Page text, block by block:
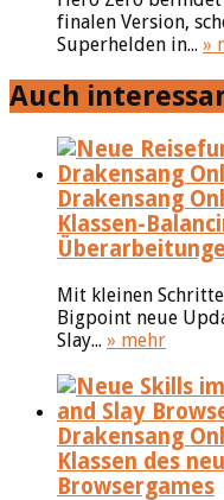
finalen Version,
Superhelden in... »
Auch
Drakensang
Klassen-
Mit kleinen
Bigpoint neue
Slay... » mehr
Drakensang
Klassen des
Browsergames